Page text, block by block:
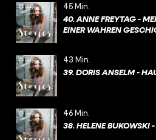
45 Min.
40. ANNE FREYTAG -
EINER WAHREN
43 Min.
39. DORIS ANSELM -
46 Min.
38. HELENE BUKOWSKI